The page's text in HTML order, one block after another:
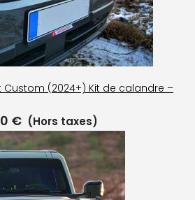
Custom (2024+) Kit de calandre –
€ (Hors taxes)